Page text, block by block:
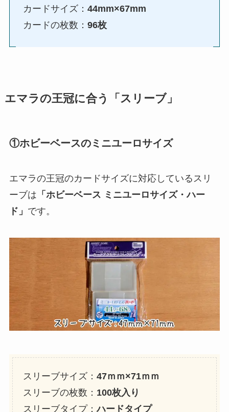
カードサイズ： 44mm×67mm
カードの枚数： 96枚
エマラの王冠に合う「スリーブ」
①ホビーベースのミニユーロサイズ
エマラの王冠のカードサイズに対応しているスリ
ーブは 「ホビーベース ミニユーロサイズ・ハー
ド」 です。
スリーブサイズ： 47ｍｍ×71ｍｍ
スリーブの枚数： 100枚入り
スリーブタイプ：ハードタイプ